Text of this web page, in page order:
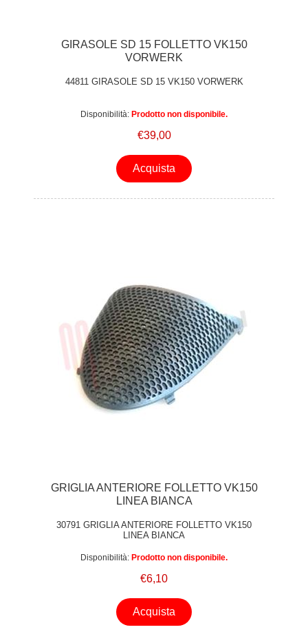
GIRASOLE SD 15 FOLLETTO VK150
VORWERK
44811 GIRASOLE SD 15 VK150 VORWERK
Disponibilità: Prodotto non disponibile.
€39,00
Acquista
GRIGLIA ANTERIORE FOLLETTO VK150
LINEA BIANCA
30791 GRIGLIA ANTERIORE FOLLETTO VK150
LINEA BIANCA
Disponibilità: Prodotto non disponibile.
€6,10
Acquista